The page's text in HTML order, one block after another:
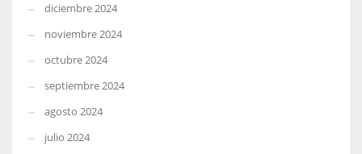
diciembre 2024
noviembre 2024
octubre 2024
septiembre 2024
agosto 2024
julio 2024